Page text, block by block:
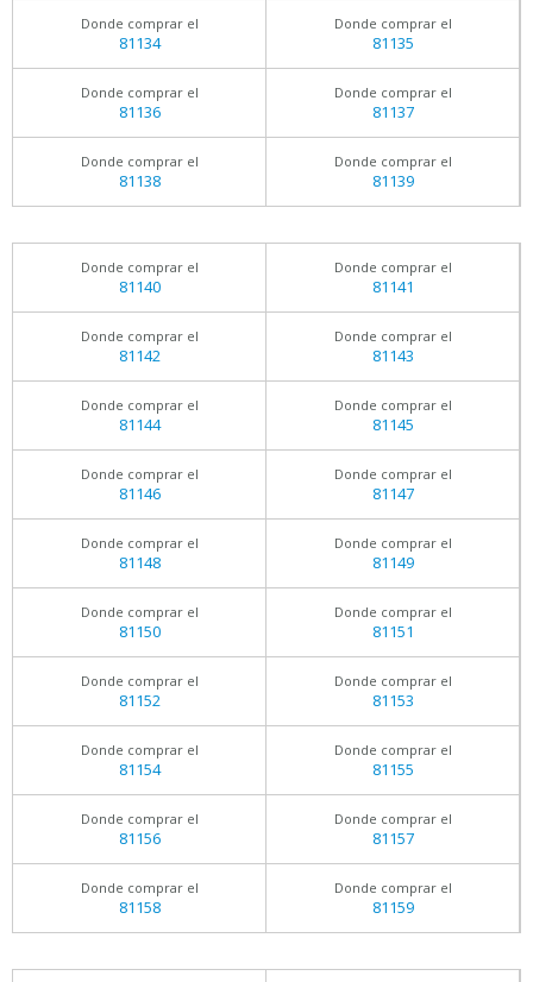
Donde comprar el
81134
Donde comprar el
81135
Donde comprar el
81136
Donde comprar el
81137
Donde comprar el
81138
Donde comprar el
81139
Donde comprar el
81140
Donde comprar el
81141
Donde comprar el
81142
Donde comprar el
81143
Donde comprar el
81144
Donde comprar el
81145
Donde comprar el
81146
Donde comprar el
81147
Donde comprar el
81148
Donde comprar el
81149
Donde comprar el
81150
Donde comprar el
81151
Donde comprar el
81152
Donde comprar el
81153
Donde comprar el
81154
Donde comprar el
81155
Donde comprar el
81156
Donde comprar el
81157
Donde comprar el
81158
Donde comprar el
81159